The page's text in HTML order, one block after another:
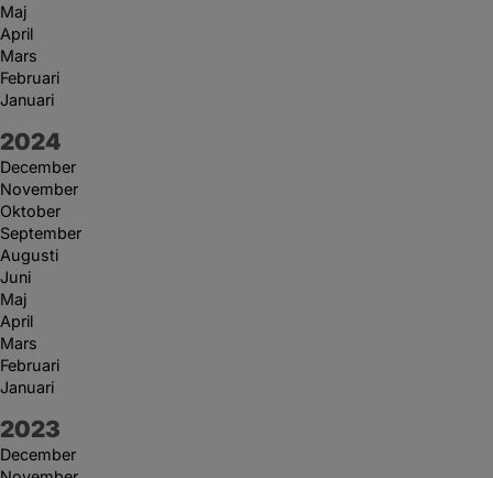
Maj
April
Mars
Februari
Januari
År:
2024
December
November
Oktober
September
Augusti
Juni
Maj
April
Mars
Februari
Januari
År:
2023
December